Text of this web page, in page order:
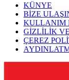
KÜNYE
BİZE
KULLANIM
GİZLİLİK
ÇEREZ